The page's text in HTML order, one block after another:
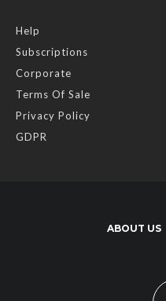
Help
Subscriptions
Corporate
Terms Of Sale
Privacy Policy
GDPR
ABOUT US